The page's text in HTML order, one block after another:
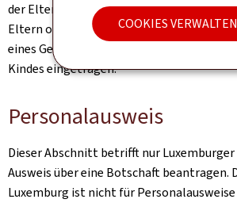
COOKIES VERWALTEN
der Eltern eingetragen. Stattdessen
Eltern oder aller Personen, bzw. aller
eines Gerichtsbeschlusses das Sorgerecht
Kindes eingetragen.
Personalausweis
Dieser Abschnitt betrifft nur Luxemburger
Ausweis über eine Botschaft beantragen.
Luxemburg ist nicht für